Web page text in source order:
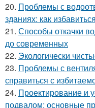
20. Проблемы с
зданиях: как
21. Способы откачки
до современных
22. Экологически
23. Проблемы с
справиться с
24. Проектирование и
подвалом: основные